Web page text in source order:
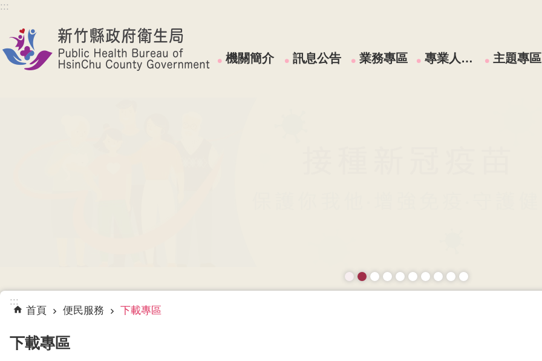
跳到主要內容區塊
:::
機關簡介 訊息公告 業務專區 專業人員區 主題專區
:::
首頁 便民服務 下載專區
下載專區